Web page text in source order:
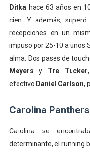
Ditka hace 63 años en
cien. Y además, superó
recepciones en un
impuso por 25-10 a unos
alma. Dos pases de
Meyers y Tre Tucker
efectivo Daniel Carlson,
Carolina
Carolina se
determinante, el running